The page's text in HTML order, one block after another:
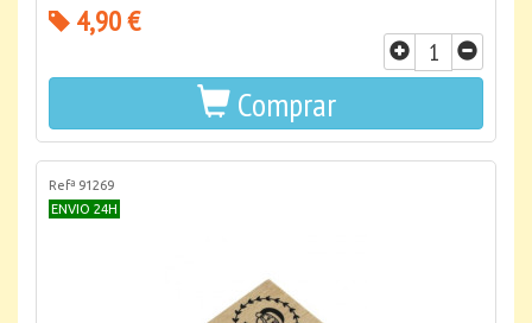
4,90 €
Comprar
Refª 91269
ENVIO 24H